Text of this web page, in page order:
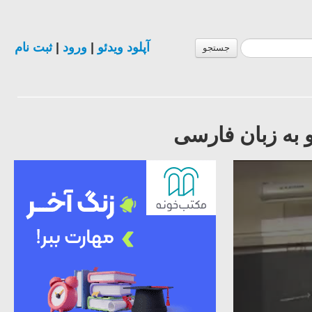
جستجو آپلود ویدئو ورود |ثبت نام